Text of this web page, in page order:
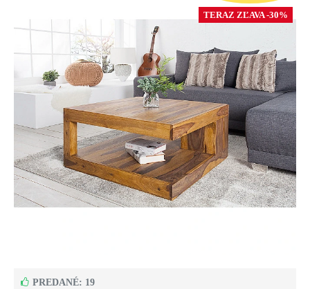
TERAZ ZĽAVA -30%
PREDANÉ: 19